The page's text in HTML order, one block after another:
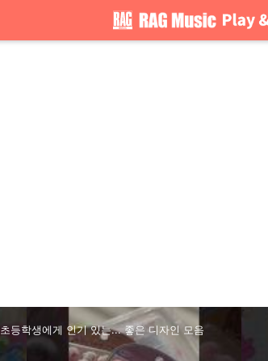
초등학생에게 인기 있는... 좋은 디자인 모음